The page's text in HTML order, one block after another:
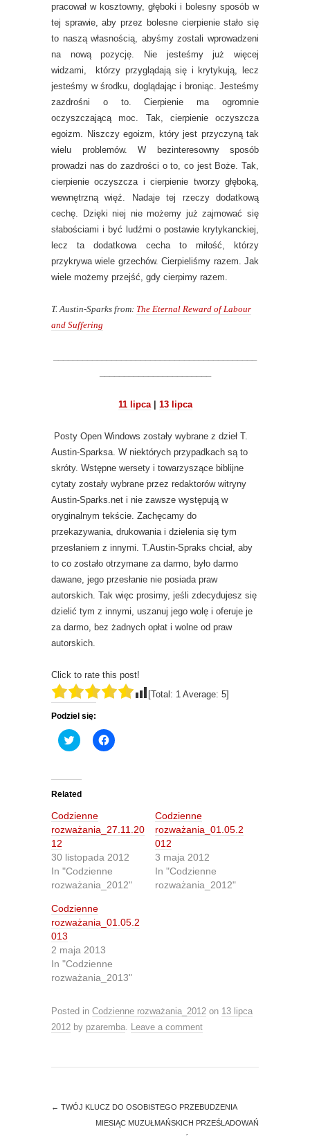
pracował w kosztowny, głęboki i bolesny sposób w
tej sprawie, aby przez bolesne cierpienie stało się
to naszą własnością, abyśmy zostali wprowadzeni
na nową pozycję. Nie jesteśmy już więcej
widzami, którzy przyglądają się i krytykują, lecz
jesteśmy w środku, doglądając i broniąc. Jesteśmy
zazdrośni o to. Cierpienie ma ogromnie
oczyszczającą moc. Tak, cierpienie oczyszcza
egoizm. Niszczy egoizm, który jest przyczyną tak
wielu problemów. W bezinteresowny sposób
prowadzi nas do zazdrości o to, co jest Boże. Tak,
cierpienie oczyszcza i cierpienie tworzy głęboką,
wewnętrzną więź. Nadaje tej rzeczy dodatkową
cechę. Dzięki niej nie możemy już zajmować się
słabościami i być ludźmi o postawie krytykanckiej,
lecz ta dodatkowa cecha to miłość, którzy
przykrywa wiele grzechów. Cierpieliśmy razem. Jak
wiele możemy przejść, gdy cierpimy razem.
T. Austin-Sparks from: The Eternal Reward of Labour
and Suffering
11 lipca| 13 lipca
Posty Open Windows zostały wybrane z dzieł T.
Austin-Sparksa. W niektórych przypadkach są to
skróty. Wstępne wersety i towarzyszące biblijne
cytaty zostały wybrane przez redaktorów witryny
Austin-Sparks.net i nie zawsze występują w
oryginalnym tekście. Zachęcamy do
przekazywania, drukowania i dzielenia się tym
przesłaniem z innymi. T.Austin-Spraks chciał, aby
to co zostało otrzymane za darmo, było darmo
dawane, jego przesłanie nie posiada praw
autorskich. Tak więc prosimy, jeśli zdecydujesz się
dzielić tym z innymi, uszanuj jego wolę i oferuje je
za darmo, bez żadnych opłat i wolne od praw
autorskich.
Click to rate this post!
[Total: 1 Average: 5]
Podziel się:
C
l
t
o
s
h
a
r
e
n
T
w
i
t
e
r
(
e
n
s
i
e
w
w
w
C
l
r
e
n
F
a
c
e
o
k
e
n
s
n
e
w
w
o
Related
Codzienne
rozważania_27.11.20
12
30 listopada 2012
In "Codzienne
rozważania_2012"
Codzienne
rozważania_01.05.2
012
3 maja 2012
In "Codzienne
rozważania_2012"
Codzienne
rozważania_01.05.2
013
2 maja 2013
In "Codzienne
rozważania_2013"
Posted in Codzienne rozważania_2012 on 13 lipca
2012 by pzaremba Leave a comment
← TWÓJ KLUCZ DO OSOBISTEGO PRZEBUDZENIA
MIESIĄC MUZUŁMAŃSKICH PRZEŚLADOWAŃ